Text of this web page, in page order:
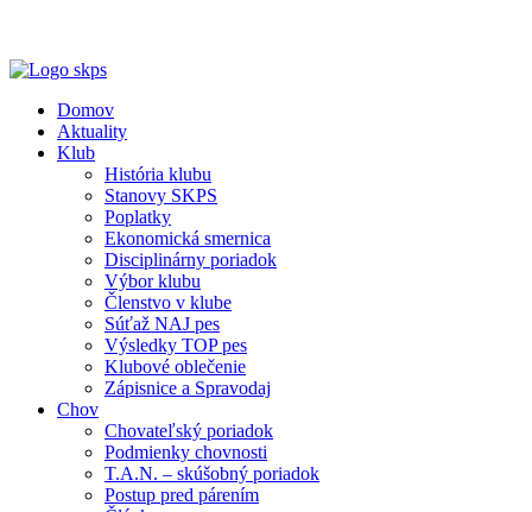
Domov
Aktuality
Klub
História klubu
Stanovy SKPS
Poplatky
Ekonomická smernica
Disciplinárny poriadok
Výbor klubu
Členstvo v klube
Súťaž NAJ pes
Výsledky TOP pes
Klubové oblečenie
Zápisnice a Spravodaj
Chov
Chovateľský poriadok
Podmienky chovnosti
T.A.N. – skúšobný poriadok
Postup pred párením